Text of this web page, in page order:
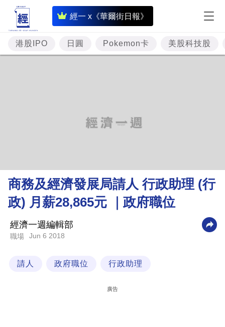
經一 x《華爾街日報》
即
時
財
經
理
財
商
業
科
港股IPO 日圓 Pokemon卡 美股科技股
商務及經濟發展局請人 行政助理 (行
政) 月薪28,865元 ｜政府職位
經濟一週編輯部
職場 Jun 6 2018
請人 政府職位 行政助理
廣告